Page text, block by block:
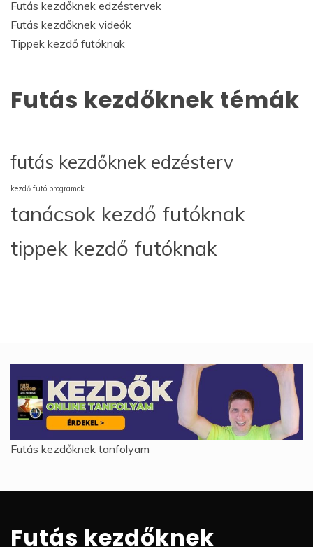
Futás kezdőknek edzéstervek
Futás kezdőknek videók
Tippek kezdő futóknak
Futás kezdőknek témák
futás kezdőknek edzésterv
kezdő futó programok
tanácsok kezdő futóknak
tippek kezdő futóknak
Futás kezdőknek tanfolyam
Futás kezdőknek